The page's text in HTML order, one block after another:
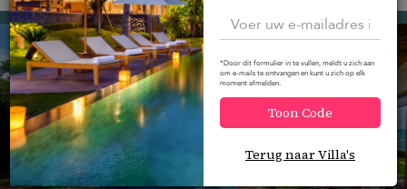
Mae Nam beach vanUSD 1.295
*Door dit formulier in te vullen, meldt u zich aan
om e-mails te ontvangen en kunt u zich op elk
moment afmelden.
Toon Code
Terug naar Villa's